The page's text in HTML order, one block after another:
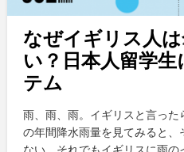
なぜイギリス人
い？日本人留学
テム
雨、雨、雨。イギリスと言った
の年間降水雨量を見てみると